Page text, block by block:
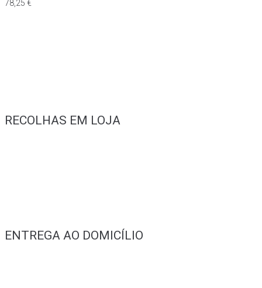
78,25 €
RECOLHAS EM LOJA
ENTREGA AO DOMICÍLIO